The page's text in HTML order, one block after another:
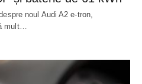
noul Audi A2 e-tron,
mult…